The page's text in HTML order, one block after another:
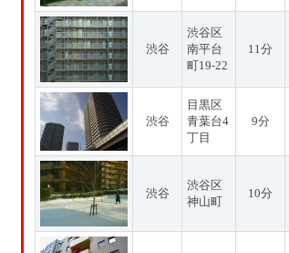
渋谷
渋谷区
南平台
町19-22
11分
渋谷
目黒区
青葉台4
丁目
9分
渋谷
渋谷区
神山町
10分